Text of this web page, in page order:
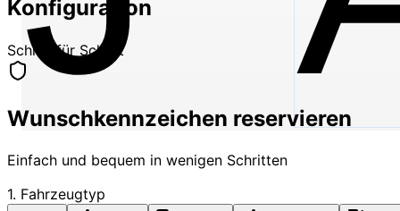
Konfiguration
Schritt für Schritt
Wunschkennzeichen reservieren
Einfach und bequem in wenigen Schritten
1. Fahrzeugtyp